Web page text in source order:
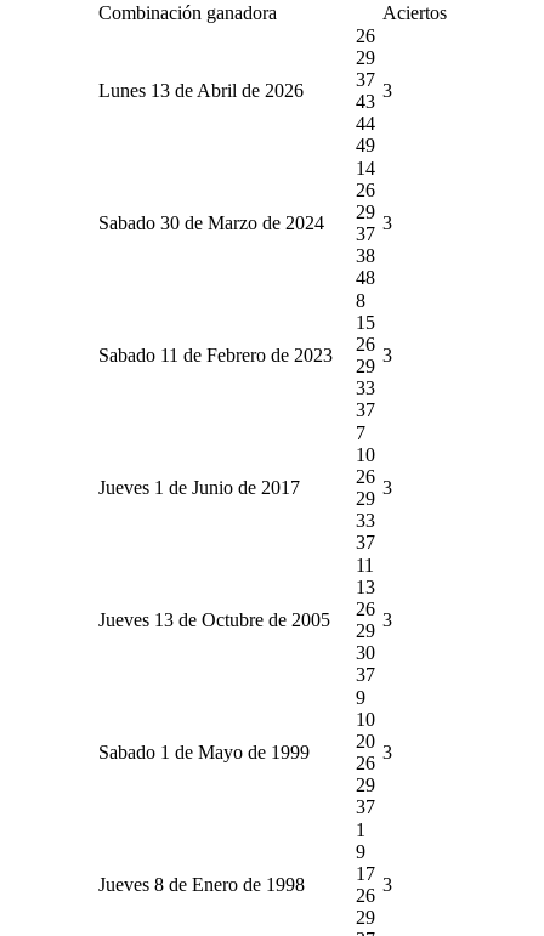
Combinación ganadora Aciertos
Lunes 13 de Abril de 2026
26
29
37
43
44
49
3
Sabado 30 de Marzo de 2024
14
26
29
37
38
48
3
Sabado 11 de Febrero de 2023
8
15
26
29
33
37
3
Jueves 1 de Junio de 2017
7
10
26
29
33
37
3
Jueves 13 de Octubre de 2005
11
13
26
29
30
37
3
Sabado 1 de Mayo de 1999
9
10
20
26
29
37
3
Jueves 8 de Enero de 1998
1
9
17
26
29
3